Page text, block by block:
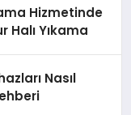
Hizmetinde
Halı Yıkama
Nasıl